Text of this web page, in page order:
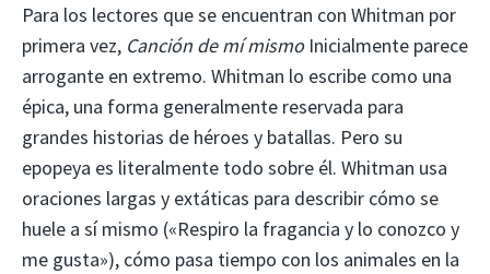
Para los lectores que se encuentran con Whitman por
primera vez, Canción de mí mismoInicialmente parece
arrogante en extremo. Whitman lo escribe como una
épica, una forma generalmente reservada para
grandes historias de héroes y batallas. Pero su
epopeya es literalmente todo sobre él. Whitman usa
oraciones largas y extáticas para describir cómo se
huele a sí mismo («Respiro la fragancia y lo conozco y
me gusta»), cómo pasa tiempo con los animales en la